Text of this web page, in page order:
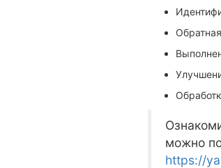
можно
https://